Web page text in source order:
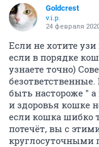
Goldcrest
v.i.p.
24 февраля
Если не хотите
если в порядке
узнаете точно)
быть настороже " а
и здоровья кошке
если кошка шибко
потечёт, вы с
круглосуточными